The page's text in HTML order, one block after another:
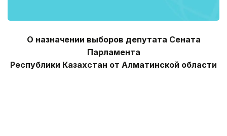
О назначении выборов депутата Сената
Парламента
Республики Казахстан от Алматинской области